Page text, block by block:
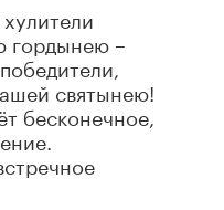
гордынею –
святынею!
бесконечное,